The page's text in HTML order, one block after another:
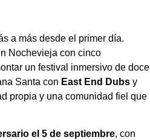
a más desde el primer día.
Nochevieja con cinco
un festival inmersivo de doce
Santa con East End Dubs y
propia y una comunidad fiel que
el 5 de septiembre, con